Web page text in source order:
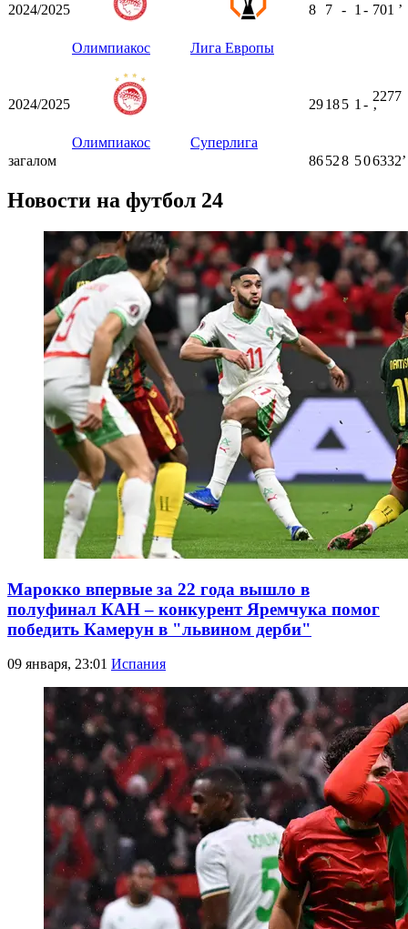
2024/2025
Олимпиакос Лига Европы
8 7 - 1 - 701 ʼ
2024/2025
Олимпиакос Суперлига
29185 1 -
2277
ʼ
загалом 86528 506332ʼ
Новости на футбол 24
Марокко впервые за 22 года вышло в
полуфинал КАН – конкурент Яремчука помог
победить Камерун в "львином дерби"
09 января, 23:01 Испания